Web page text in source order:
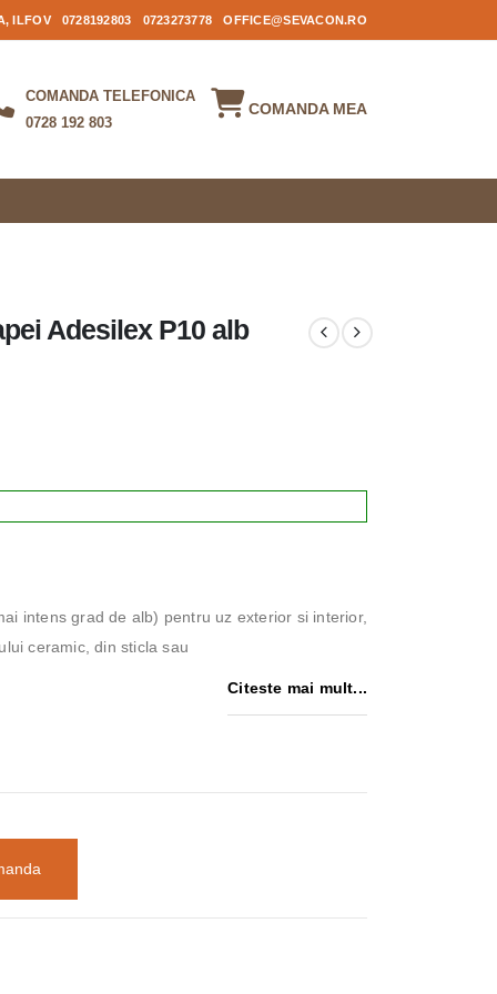
ILFOV 0728192803 0723273778 OFFICE@SEVACON.RO
COMANDA TELEFONICA
0728 192 803
COMANDA MEA
Adesilex P10 alb
intens grad de alb) pentru uz exterior si interior,
ceramic, din sticla sau
Citeste mai mult...